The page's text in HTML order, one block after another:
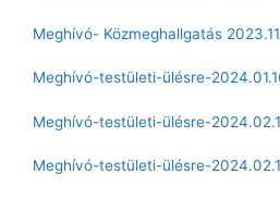
Meghívó- Közmeghallgatás
Meghívó-testületi-ülésre-
Meghívó-testületi-ülésre-
Meghívó-testületi-ülésre-